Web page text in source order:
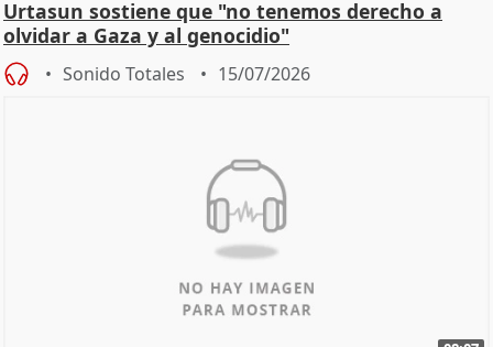
Urtasun sostiene que "no tenemos derecho a
olvidar a Gaza y al genocidio"
Sonido Totales 15/07/2026